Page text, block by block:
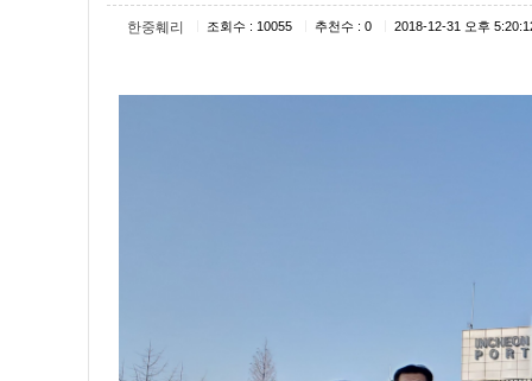
한중훼리 조회수 : 10055 추천수 : 0 2018-12-31 오후